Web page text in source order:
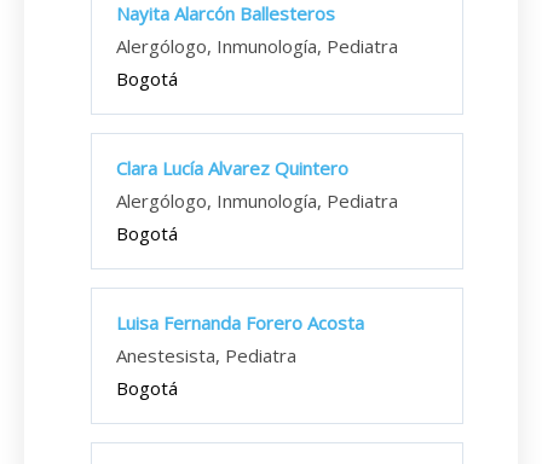
Nayita Alarcón Ballesteros
Alergólogo, Inmunología, Pediatra
Bogotá
Clara Lucía Alvarez Quintero
Alergólogo, Inmunología, Pediatra
Bogotá
Luisa Fernanda Forero Acosta
Anestesista, Pediatra
Bogotá